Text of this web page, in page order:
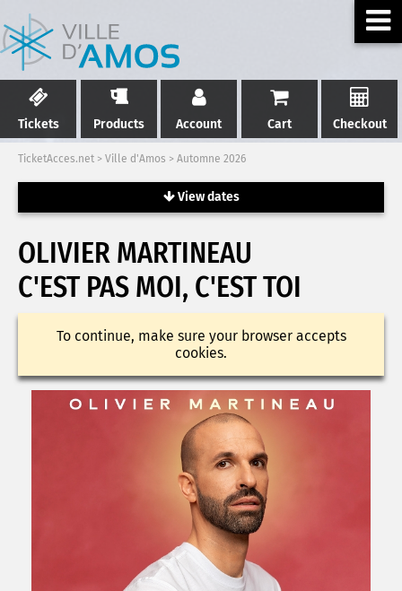
Tickets Products Account Cart Checkout
TicketAcces.net > Ville d'Amos > Automne 2026
View dates
OLIVIER MARTINEAU
C'EST PAS MOI, C'EST TOI
To continue, make sure your browser accepts
cookies.